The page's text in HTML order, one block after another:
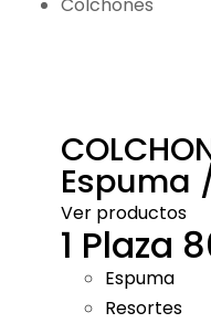
Colchones
Espuma
Ver productos
1 Plaza
Espuma
Resortes